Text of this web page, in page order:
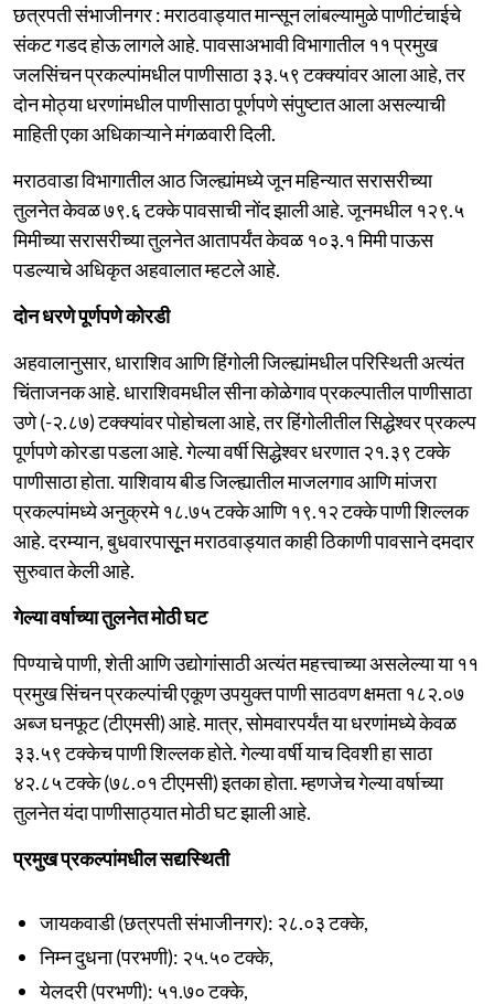
छत्रपती संभाजीनगर : मराठवाड्यात मान्सून लांबल्यामुळे पाणीटंचाईचे
संकट गडद होऊ लागले आहे. पावसाअभावी विभागातील ११ प्रमुख
जलसिंचन प्रकल्पांमधील पाणीसाठा ३३.५९ टक्क्यांवर आला आहे, तर
दोन मोठ्या धरणांमधील पाणीसाठा पूर्णपणे संपुष्टात आला असल्याची
माहिती एका अधिकाऱ्याने मंगळवारी दिली.
मराठवाडा विभागातील आठ जिल्ह्यांमध्ये जून महिन्यात सरासरीच्या
तुलनेत केवळ ७९.६ टक्के पावसाची नोंद झाली आहे. जूनमधील १२९.५
मिमीच्या सरासरीच्या तुलनेत आतापर्यंत केवळ १०३.१ मिमी पाऊस
पडल्याचे अधिकृत अहवालात म्हटले आहे.
दोन धरणे पूर्णपणे कोरडी
अहवालानुसार, धाराशिव आणि हिंगोली जिल्ह्यांमधील परिस्थिती अत्यंत
चिंताजनक आहे. धाराशिवमधील सीना कोळेगाव प्रकल्पातील पाणीसाठा
उणे (-२.८७) टक्क्यांवर पोहोचला आहे, तर हिंगोलीतील सिद्धेश्वर प्रकल्प
पूर्णपणे कोरडा पडला आहे. गेल्या वर्षी सिद्धेश्वर धरणात २१.३९ टक्के
पाणीसाठा होता. याशिवाय बीड जिल्ह्यातील माजलगाव आणि मांजरा
प्रकल्पांमध्ये अनुक्रमे १८.७५ टक्के आणि १९.१२ टक्के पाणी शिल्लक
आहे. दरम्यान, बुधवारपासूून मराठवाड्यात काही ठिकाणी पावसाने दमदार
सुरुवात केली आहे.
गेल्या वर्षाच्या तुलनेत मोठी घट
पिण्याचे पाणी, शेती आणि उद्योगांसाठी अत्यंत महत्त्वाच्या असलेल्या या ११
प्रमुख सिंचन प्रकल्पांची एकूण उपयुक्त पाणी साठवण क्षमता १८२.०७
अब्ज घनफूट (टीएमसी) आहे. मात्र, सोमवारपर्यंत या धरणांमध्ये केवळ
३३.५९ टक्केच पाणी शिल्लक होते. गेल्या वर्षी याच दिवशी हा साठा
४२.८५ टक्के (७८.०१ टीएमसी) इतका होता. म्हणजेच गेल्या वर्षाच्या
तुलनेत यंदा पाणीसाठ्यात मोठी घट झाली आहे.
प्रमुख प्रकल्पांमधील सद्यस्थिती
जायकवाडी (छत्रपती संभाजीनगर): २८.०३ टक्के,
निम्न दुधना (परभणी): २५.५० टक्के,
येलदरी (परभणी): ५१.७० टक्के,